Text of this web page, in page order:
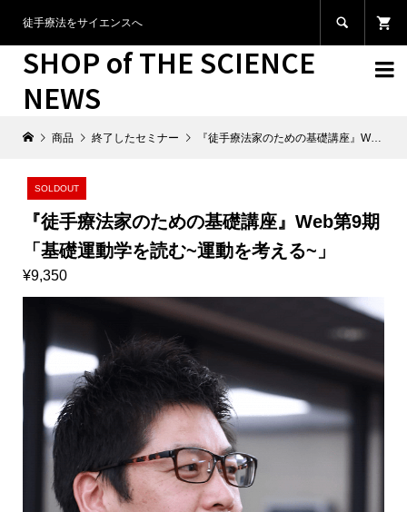
徒手療法をサイエンスへ 
SHOP of THE SCIENCE
NEWS

商品 終了したセミナー 『徒手療法家のための基礎講座』Web第9期 「基礎運動学を読む~運動を考える~」
SOLDOUT
『徒手療法家のための基礎講座』Web第9期
「基礎運動学を読む~運動を考える~」
¥9,350